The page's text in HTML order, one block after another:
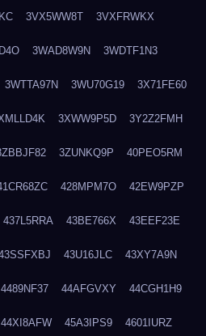
3VX5WW8T 3VXFRWKX
3WAD8W9N 3WDTF1N3
3WTTA97N 3WU70G19 3X71FE60
3XWW9P5D 3Y2Z2FMH
3ZUNKQ9P 40PEO5RM
428MPM7O 42EW9PZP
437L5RRA 43BE766X 43EEF23E
43U16JLC 43XY7A9N
4489NF37 44AFGVXY 44CGH1H9
44XI8AFW 45A3IPS9 4601IURZ